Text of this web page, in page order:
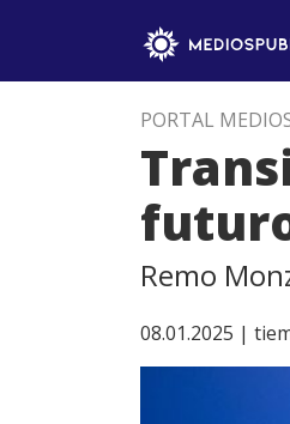
PORTAL
Remo
08.01.2025 |